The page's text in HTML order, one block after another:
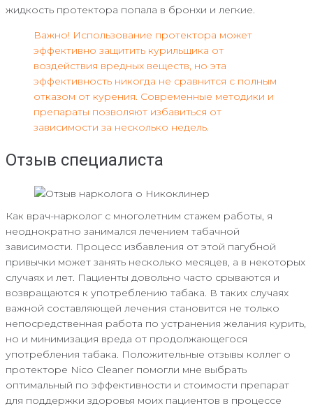
жидкость протектора попала в бронхи и легкие.
Важно! Использование протектора может
эффективно защитить курильщика от
воздействия вредных веществ, но эта
эффективность никогда не сравнится с полным
отказом от курения. Современные методики и
препараты позволяют избавиться от
зависимости за несколько недель.
Отзыв специалиста
Как врач-нарколог с многолетним стажем работы, я
неоднократно занимался лечением табачной
зависимости. Процесс избавления от этой пагубной
привычки может занять несколько месяцев, а в некоторых
случаях и лет. Пациенты довольно часто срываются и
возвращаются к употреблению табака. В таких случаях
важной составляющей лечения становится не только
непосредственная работа по устранения желания курить,
но и минимизация вреда от продолжающегося
употребления табака. Положительные отзывы коллег о
протекторе Nico Cleaner помогли мне выбрать
оптимальный по эффективности и стоимости препарат
для поддержки здоровья моих пациентов в процессе